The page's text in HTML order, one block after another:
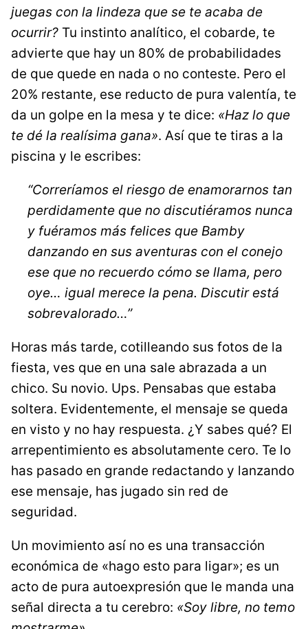
juegas con la lindeza que se te acaba de
ocurrir? Tu instinto analítico, el cobarde, te
advierte que hay un 80% de probabilidades
de que quede en nada o no conteste. Pero el
20% restante, ese reducto de pura valentía, te
da un golpe en la mesa y te dice: «Haz lo que
te dé la realísima gana». Así que te tiras a la
piscina y le escribes:
“Correríamos el riesgo de enamorarnos tan
perdidamente que no discutiéramos nunca
y fuéramos más felices que Bamby
danzando en sus aventuras con el conejo
ese que no recuerdo cómo se llama, pero
oye… igual merece la pena. Discutir está
sobrevalorado…”
Horas más tarde, cotilleando sus fotos de la
fiesta, ves que en una sale abrazada a un
chico. Su novio. Ups. Pensabas que estaba
soltera. Evidentemente, el mensaje se queda
en visto y no hay respuesta. ¿Y sabes qué? El
arrepentimiento es absolutamente cero. Te lo
has pasado en grande redactando y lanzando
ese mensaje, has jugado sin red de
seguridad.
Un movimiento así no es una transacción
económica de «hago esto para ligar»; es un
acto de pura autoexpresión que le manda una
señal directa a tu cerebro: «Soy libre, no temo